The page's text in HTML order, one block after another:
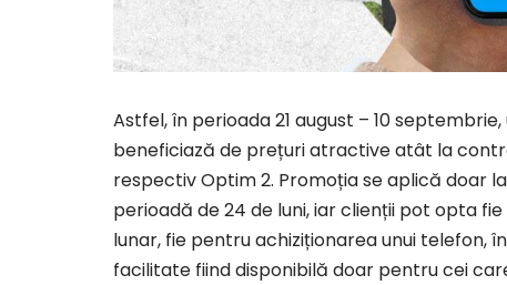
Astfel, în perioada 21 august – 10
beneficiază de prețuri atractive atât la
respectiv Optim 2. Promoția se aplică doar
perioadă de 24 de luni, iar clienții pot opta
lunar, fie pentru achiziționarea unui telefon,
facilitate fiind disponibilă doar pentru cei